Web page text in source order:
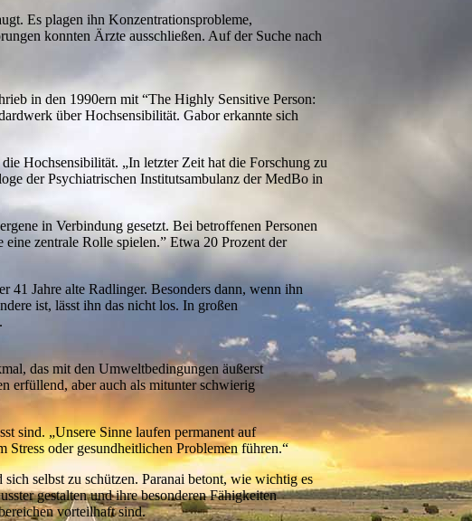
Es plagen ihn Konzentrationsprobleme,
konnten Ärzte ausschließen. Auf der Suche nach
in den 1990ern mit “The Highly Sensitive Person:
über Hochsensibilität. Gabor erkannte sich
Hochsensibilität. „In letzter Zeit hat die Forschung zu
der Psychiatrischen Institutsambulanz der MedBo in
in Verbindung gesetzt. Bei betroffenen Personen
zentrale Rolle spielen.” Etwa 20 Prozent der
41 Jahre alte Radlinger. Besonders dann, wenn ihn
ist, lässt ihn das nicht los. In großen
das mit den Umweltbedingungen äußerst
erfüllend, aber auch als mitunter schwierig
sind. „Unsere Sinne laufen permanent auf
Stress oder gesundheitlichen Problemen führen.“
selbst zu schützen. Paranai betont, wie wichtig es
gestalten und ihre besonderen Fähigkeiten
vorteilhaft sind.